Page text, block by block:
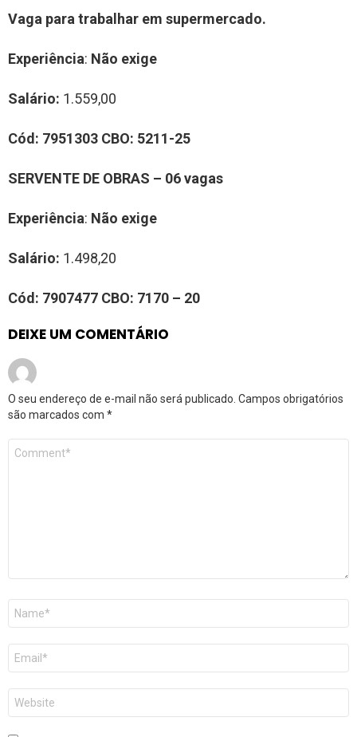
Vaga para trabalhar em supermercado.
Experiência: Não exige
Salário: 1.559,00
Cód: 7951303 CBO: 5211-25
SERVENTE DE OBRAS – 06 vagas
Experiência: Não exige
Salário: 1.498,20
Cód: 7907477 CBO: 7170 – 20
DEIXE UM COMENTÁRIO
O seu endereço de e-mail não será publicado. Campos obrigatórios
são marcados com *
Comentário
Nome
E-
mail
*
Site